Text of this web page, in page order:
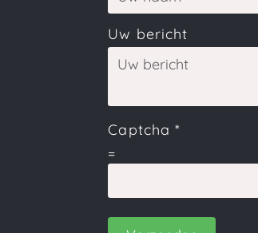
Uw bericht
Captcha*
=